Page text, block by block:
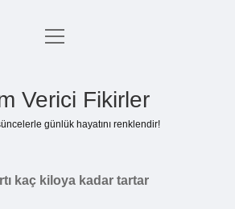
Anasayfa
menüyü
Verici Fikirler
günlük hayatını renklendir!
kaç kiloya kadar tartar